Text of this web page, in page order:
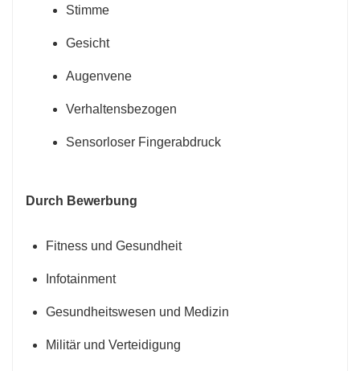
Stimme
Gesicht
Augenvene
Verhaltensbezogen
Sensorloser Fingerabdruck
Durch Bewerbung
Fitness und Gesundheit
Infotainment
Gesundheitswesen und Medizin
Militär und Verteidigung